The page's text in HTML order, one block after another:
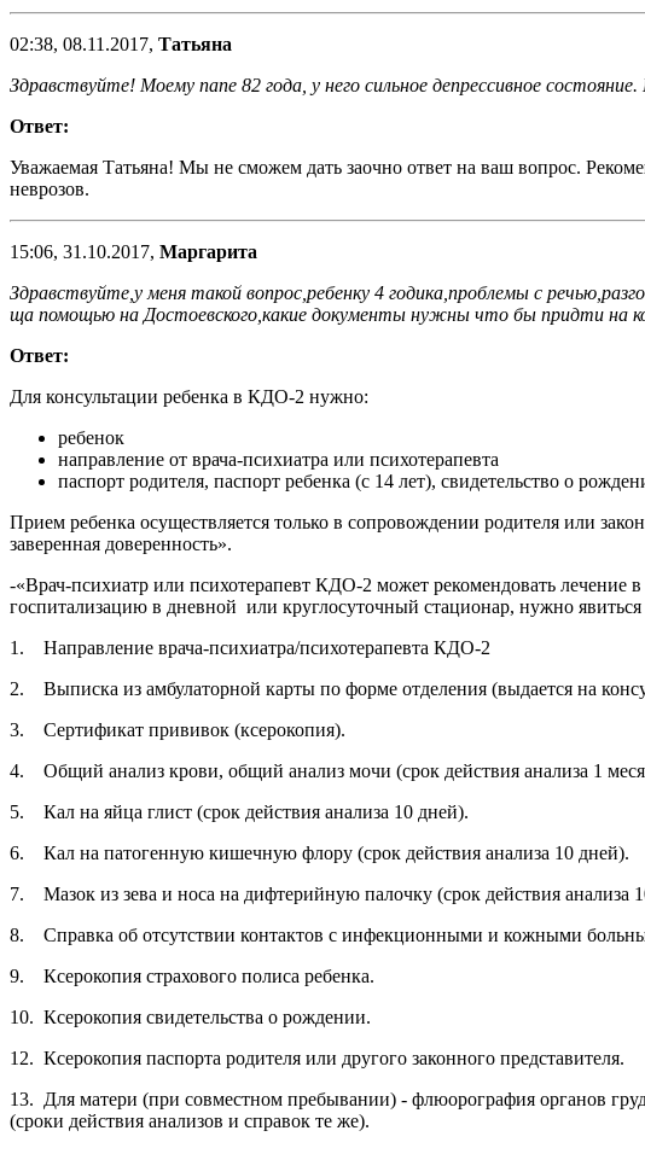
02:38, 08.11.2017, Татьяна
Здравствуйте! Моему папе 82 года, у него сильное депрессивное
Ответ:
Уважаемая Татьяна! Мы не сможем дать заочно ответ на ваш вопрос.
неврозов.
15:06, 31.10.2017, Маргарита
Здравствуйте,у меня такой вопрос,ребенку 4 годика,проблемы с
ща помощью на Достоевского,какие документы нужны что бы придти на
Ответ:
Для консультации ребенка в КДО-2 нужно:
ребенок
направление от врача-психиатра или психотерапевта
паспорт родителя, паспорт ребенка (с 14 лет), свидетельство о
Прием ребенка осуществляется только в сопровождении родителя или
заверенная доверенность».
-«Врач-психиатр или психотерапевт КДО-2 может рекомендовать лечение
госпитализацию в дневной или круглосуточный стационар, нужно
1. Направление врача-психиатра/психотерапевта КДО-2
2. Выписка из амбулаторной карты по форме отделения (выдается на
3. Сертификат прививок (ксерокопия).
4. Общий анализ крови, общий анализ мочи (срок действия анализа 1
5. Кал на яйца глист (срок действия анализа 10 дней).
6. Кал на патогенную кишечную флору (срок действия анализа 10 дней).
7. Мазок из зева и носа на дифтерийную палочку (срок действия анализа
8. Справка об отсутствии контактов с инфекционными и кожными
9. Ксерокопия страхового полиса ребенка.
10. Ксерокопия свидетельства о рождении.
12. Ксерокопия паспорта родителя или другого законного представителя.
13. Для матери (при совместном пребывании) - флюорография органов
(сроки действия анализов и справок те же).